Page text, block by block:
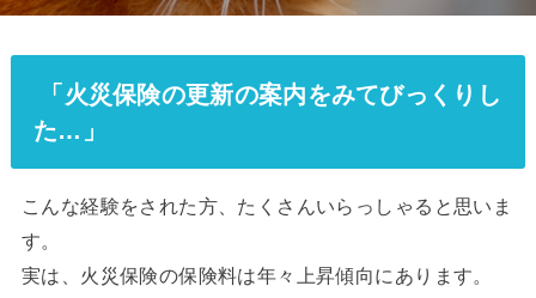
「火災保険の更新の案内をみてびっくりし
た…」
こんな経験をされた方、たくさんいらっしゃると思いま
す。
実は、火災保険の保険料は年々上昇傾向にあります。